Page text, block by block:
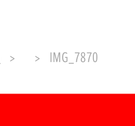
IMG_7870